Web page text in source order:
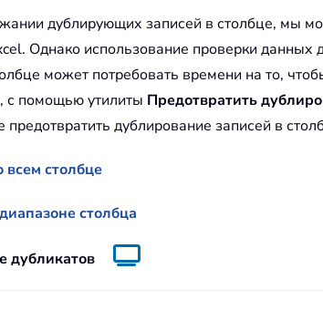
дублирующих записей в столбце, мы
Однако использование проверки данных
может потребовать времени на то,
с помощью утилиты Предотвратить
дублирование записей в
всем столбце
столбца
дубликатов